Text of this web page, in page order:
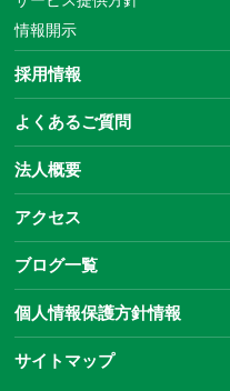
情報開示
採用情報
よくあるご質問
法人概要
アクセス
ブログ一覧
個人情報保護方針情報
サイトマップ